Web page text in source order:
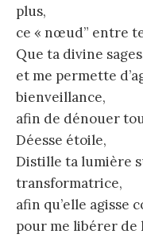
plus,
ce « nœud” entre
Que ta divine
et me permette
bienveillance,
afin de dénouer
Déesse étoile,
Distille ta lumière
transformatrice,
afin qu’elle agisse
pour me libérer de